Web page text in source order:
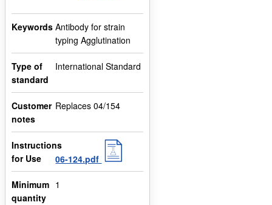
Keywords Antibody for strain
typing Agglutination
Type of
standard
International Standard
Customer
notes
Replaces 04/154
Instructions
for Use
06-124.pdf
Minimum
quantity
1